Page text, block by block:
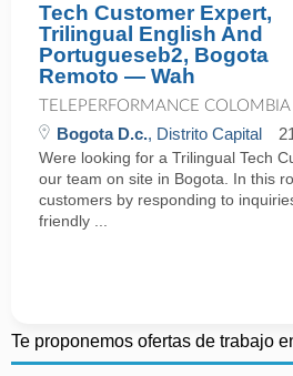
Tech Customer Expert,
Trilingual English And
Portugueseb2, Bogota
Remoto — Wah
TELEPERFORMANCE COLOMBIA
Bogota D.c., Distrito Capital
Were looking for a Trilingual Tech
our team on site in Bogota. In this
customers by responding to
friendly ...
Te proponemos ofertas de trabajo